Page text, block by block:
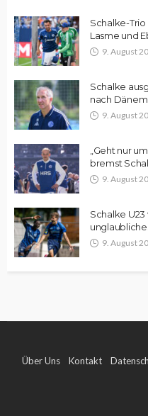
Schalke-Trio
Lasme und
9. August
Schalke
nach
9. August
„Geht nur
bremst
9. August
Schalke
9. August
Über Uns Kontakt